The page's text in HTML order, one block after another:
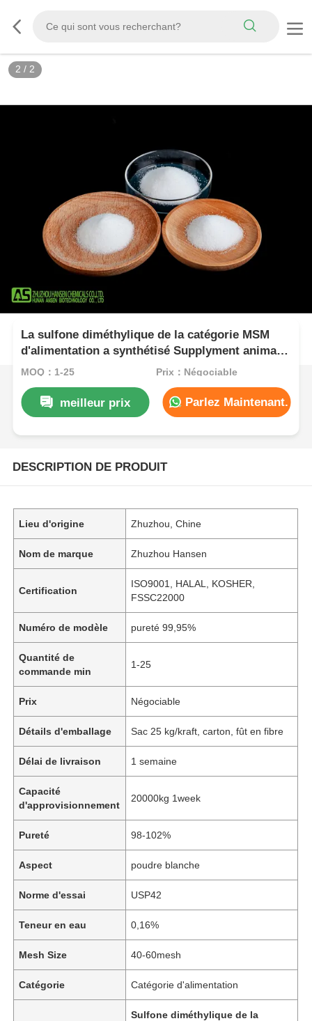
2 / 2
La sulfone diméthylique de la catégorie MSM
d'alimentation a synthétisé Supplyment animal
pour la santé commune
MOQ：1-25 Prix：Négociable
meilleur prix Parlez Maintenant.
DESCRIPTION DE PRODUIT
Lieu d'origine Zhuzhou, Chine
Nom de marque Zhuzhou Hansen
Certification
ISO9001, HALAL, KOSHER,
FSSC22000
Numéro de modèle pureté 99,95%
Quantité de
commande min
1-25
Prix Négociable
Détails d'emballage Sac 25 kg/kraft, carton, fût en fibre
Délai de livraison 1 semaine
Capacité
d'approvisionnement
20000kg 1week
Pureté 98-102%
Aspect poudre blanche
Norme d'essai USP42
Teneur en eau 0,16%
Mesh Size 40-60mesh
Catégorie Catégorie d'alimentation
Sulfone diméthylique de la